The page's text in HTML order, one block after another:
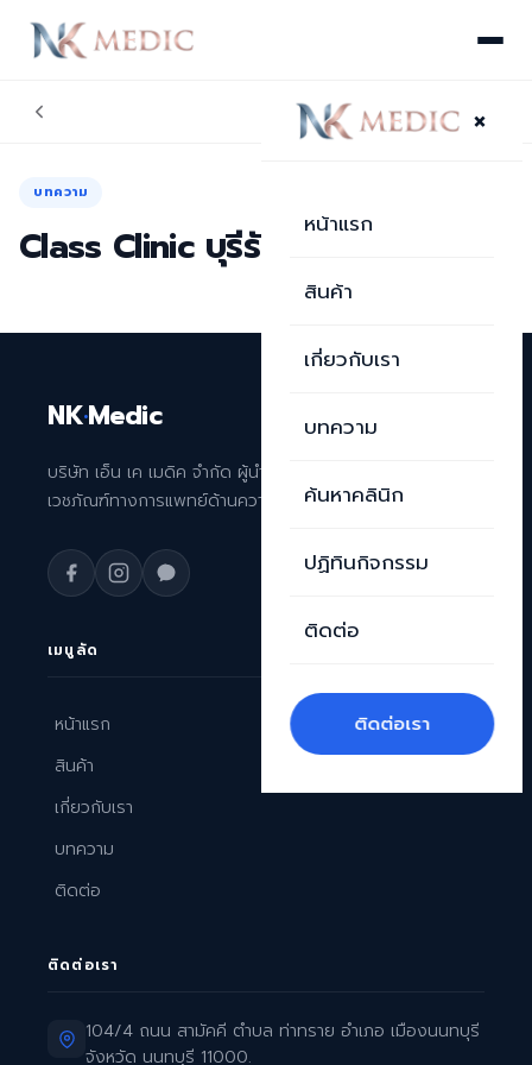
×
หน้าแรก
สินค้า
เกี่ยวกับเรา
บทความ
ค้นหาคลินิก
ปฏิทินกิจกรรม
ติดต่อ
ติดต่อเรา
บทความ
Class Clinic บุรีรัมย์
NK·Medic
บริษัท เอ็น เค เมดิค จำกัด ผู้นำเข้าและจัดจำหน่าย
เวชภัณฑ์ทางการแพทย์ด้านความงามระดับพรีเมียม
เมนูลัด
หน้าแรก
สินค้า
เกี่ยวกับเรา
บทความ
ติดต่อ
ติดต่อเรา
104/4 ถนน สามัคคี ตำบล ท่าทราย อำเภอ เมืองนนทบุรี
จังหวัด นนทบุรี 11000.